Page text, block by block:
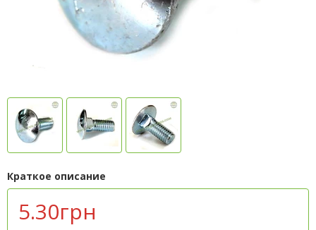
Краткое описание
5.30грн